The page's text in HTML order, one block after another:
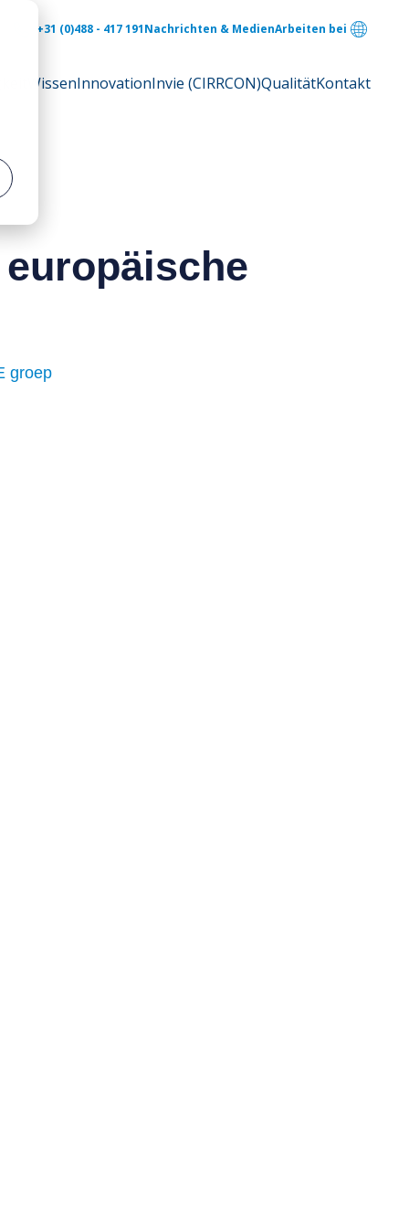
+31 (0)488 - 417 191Nachrichten & MedienArbeiten bei
WissenInnovationInvie (CIRRCON)QualitätKontakt
groep